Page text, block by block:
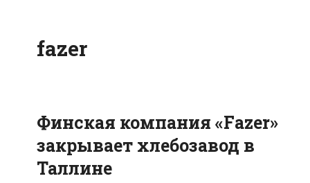
fazer
Финская компания «Fazer»
закрывает хлебозавод в
Таллине